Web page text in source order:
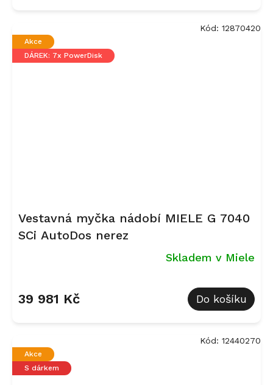
Akce
DÁREK: 7x PowerDisk
Vestavná myčka nádobí MIELE G 7040
SCi AutoDos nerez
produktu
5
hvězdiček.
Skladem v Miele
39 981 Kč Do košíku
Kód: 12870420
Akce
S dárkem
Kód: 12440270